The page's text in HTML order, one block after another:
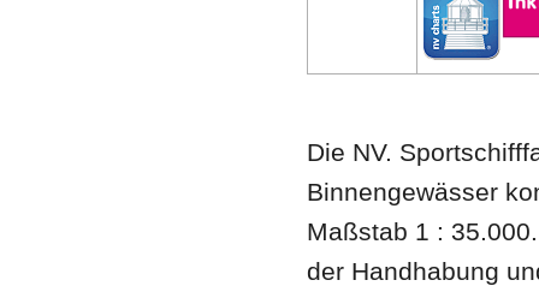
Die NV.
Binnengewässer
Maßstab 1 : 35.000.
der Handhabung